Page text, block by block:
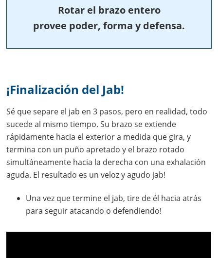
Rotar el brazo entero
provee poder, forma y defensa.
¡Finalización del Jab!
Sé que separe el jab en 3 pasos, pero en realidad, todo
sucede al mismo tiempo. Su brazo se extiende
rápidamente hacia el exterior a medida que gira, y
termina con un puño apretado y el brazo rotado
simultáneamente hacia la derecha con una exhalación
aguda. El resultado es un veloz y agudo jab!
Una vez que termine el jab, tire de él hacia atrás
para seguir atacando o defendiendo!